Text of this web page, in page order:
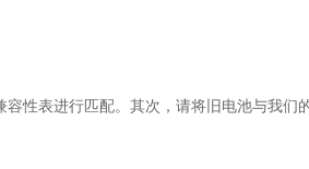
性表进行匹配。其次，请将旧电池与我们